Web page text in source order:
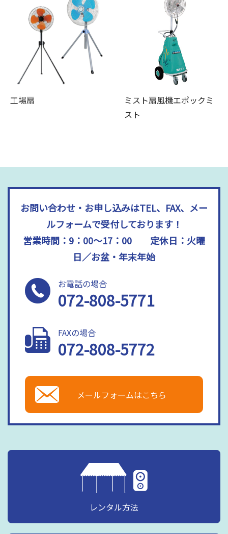
工場扇
ミスト扇風機エポックミ
スト
お問い合わせ・お申し込みはTEL、FAX、メー
ルフォームで受付しております！
営業時間：9：00～17：00 定休日：火曜
日／お盆・年末年始
お電話の場合
072-808-5771
FAXの場合
072-808-5772
メールフォームはこちら
レンタル方法